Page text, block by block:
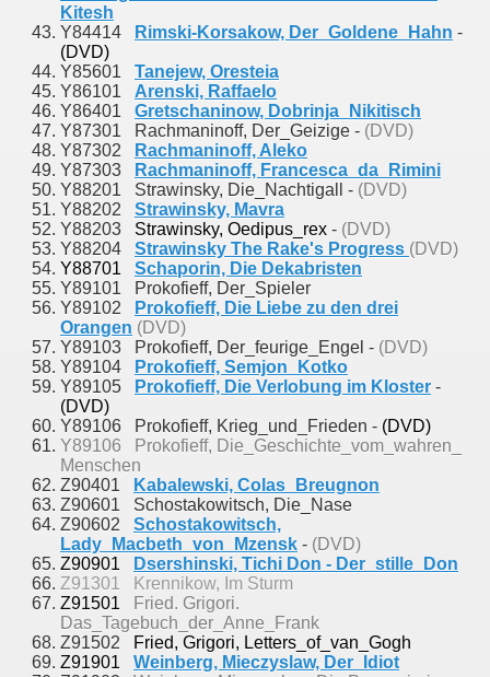
Kitesh
Y84414
Rimski-Korsakow, Der_Goldene_Hahn -
(DVD)
Y85601 Tanejew, Oresteia
Y86101 Arenski, Raffaelo
Y86401 Gretschaninow, Dobrinja_Nikitisch
Y87301 Rachmaninoff, Der_Geizige - (DVD)
Y87302
Rachmaninoff, Aleko
Y87303
Rachmaninoff, Francesca_da_Rimini
Y88201 Strawinsky, Die_Nachtigall - (DVD)
Y88202 Strawinsky, Mavra
Y88203 Strawinsky, Oedipus_rex - (DVD)
Y88204 Strawinsky The Rake's Progress (DVD)
Y88701
Schaporin, Die Dekabristen
Y89101 Prokofieff, Der_Spieler
Y89102
Prokofieff, Die Liebe zu den drei
Orangen (DVD)
Y89103 Prokofieff, Der_feurige_Engel - (DVD)
Y89104
Prokofieff, Semjon_Kotko
Y89105
Prokofieff, Die Verlobung im Kloster -
(DVD)
Y89106 Prokofieff, Krieg_und_Frieden - (DVD)
Y89106 Prokofieff, Die_Geschichte_vom_wahren_
Menschen
Z90401
Kabalewski, Colas_Breugnon
Z90601 Schostakowitsch, Die_Nase
Z90602 Schostakowitsch,
Lady_Macbeth_von_Mzensk - (DVD)
Z90901
Dsershinski, Tichi Don - Der_stille_Don
Z91301 Krennikow, Im Sturm
Z91501
Fried. Grigori.
Das_Tagebuch_der_Anne_Frank
Z91502
Fried, Grigori, Letters_of_van_Gogh
Z91901
Weinberg, Mieczyslaw, Der_Idiot